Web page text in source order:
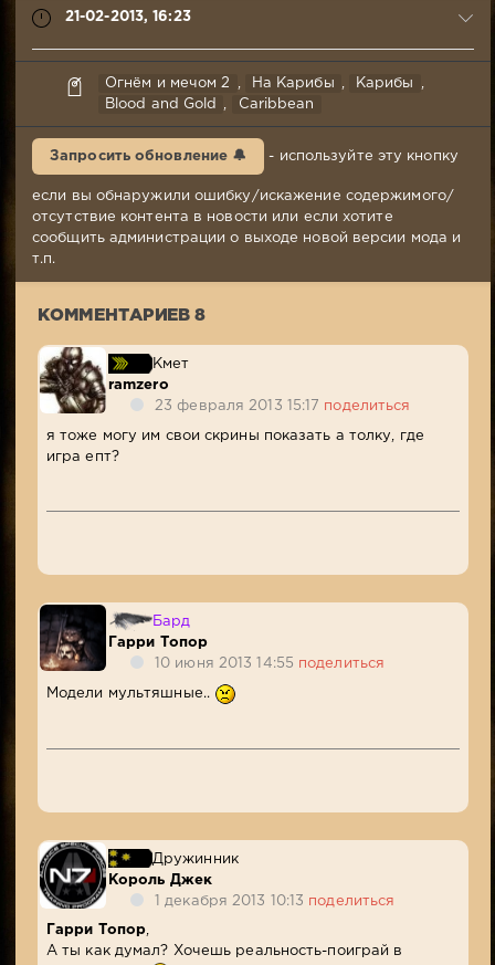
21-02-2013, 16:23
Лорд
Огня
21-
16:23
Комментариев:
8
Огнём и мечом 2 , На Карибы , Карибы
,
Blood and Gold
, Caribbean
Запросить обновление 🔔 - используйте эту кнопку
если вы обнаружили ошибку/искажение содержимого/
отсутствие контента в новости или если хотите
сообщить администрации о выходе новой версии мода и
т.п.
КОММЕНТАРИЕВ 8
Кмет
ramzero
23 февраля 2013 15:17 поделиться
я тоже могу им свои скрины показать а толку, где
игра епт?
Бард
Гарри Топор
10 июня 2013 14:55 поделиться
Модели мультяшные..
Дружинник
Король Джек
1 декабря 2013 10:13 поделиться
Гарри Топор,
А ты как думал? Хочешь реальность-поиграй в